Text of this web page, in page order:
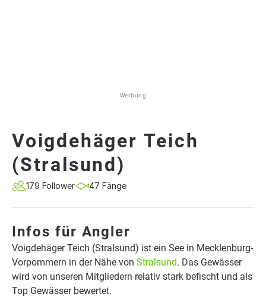
Werbung
Voigdehäger Teich
(Stralsund)
179 Follower 47 Fänge
Infos für Angler
Voigdehäger Teich (Stralsund) ist ein See in Mecklenburg-
Vorpommern in der Nähe von Stralsund. Das Gewässer
wird von unseren Mitgliedern relativ stark befischt und als
Top Gewässer bewertet.